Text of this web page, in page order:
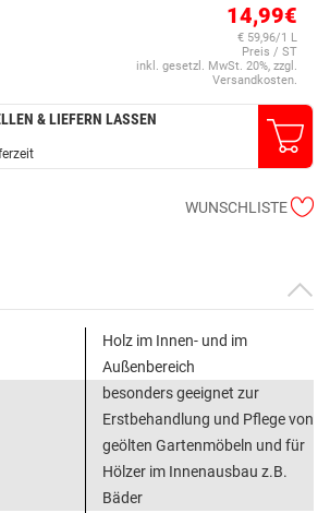
14,99€
€ 59,96/1 L
Preis / ST
inkl. gesetzl. MwSt. 20%, zzgl.
Versandkosten.
& LIEFERN LASSEN
WUNSCHLISTE
Holz im Innen- und im
Außenbereich
besonders geeignet zur
Erstbehandlung und Pflege von
geölten Gartenmöbeln und für
Hölzer im Innenausbau z.B.
Bäder